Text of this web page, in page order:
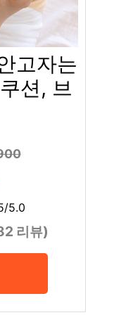
고자는
션, 브
5.0
리뷰)